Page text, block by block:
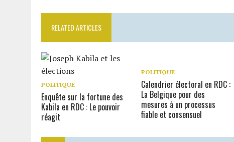
RELATED ARTICLES
POLITIQUE
Enquête sur la fortune des
Kabila en RDC : Le pouvoir
réagit
POLITIQUE
Calendrier électoral en RDC :
La Belgique pour des
mesures à un processus
fiable et consensuel